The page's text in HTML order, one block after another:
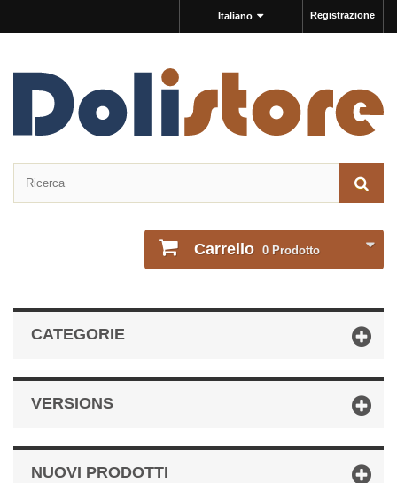
Registrazione
Italiano
Carrello 0 Prodotto
CATEGORIE
VERSIONS
NUOVI PRODOTTI